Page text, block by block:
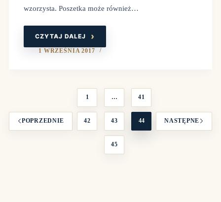
wzorzysta. Poszetka może również…
CZYTAJ DALEJ
POSZETKA
JAK
1 WRZEŚNIA 2017
POPRZEDNIE
1 … 41
42 43 44
45
NASTĘPNE